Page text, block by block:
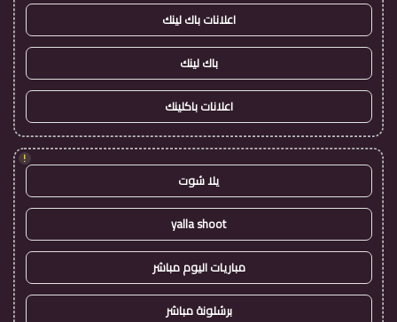
اعلانات باك لينك
باك لينك
اعلانات باكلينك
!
يلا شوت
yalla shoot
مباريات اليوم مباشر
برشلونة مباشر